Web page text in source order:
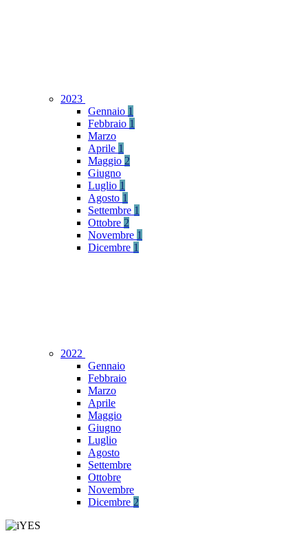
2023
Gennaio 1
Febbraio 1
Marzo
Aprile 1
Maggio 2
Giugno
Luglio 1
Agosto 1
Settembre 1
Ottobre 2
Novembre 1
Dicembre 1
2022
Gennaio
Febbraio
Marzo
Aprile
Maggio
Giugno
Luglio
Agosto
Settembre
Ottobre
Novembre
Dicembre 2